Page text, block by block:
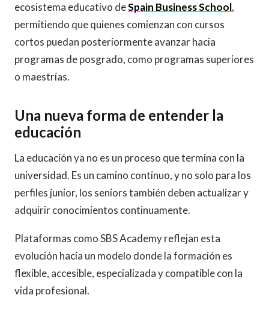
ecosistema educativo deSpain Business School,
permitiendo que quienes comienzan con cursos
cortos puedan posteriormente avanzar hacia
programas de posgrado, como programas superiores
o maestrías.
Una nueva forma de entender la
educación
La educación ya no es un proceso que termina con la
universidad. Es un camino continuo, y no solo para los
perfiles junior, los seniors también deben actualizar y
adquirir conocimientos continuamente.
Plataformas como SBS Academy reflejan esta
evolución hacia un modelo donde la formación es
flexible, accesible, especializada y compatible con la
vida profesional.